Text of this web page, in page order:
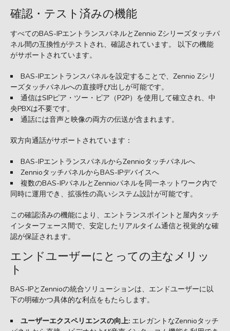
確認・テスト済みの機能
すべてのBAS-IPエントランスパネルとZennio Zシリーズタッチパ
ネル間の互換性がテストされ、確認されています。 以下の機能
がサポートされています。
BAS-IPエントランスパネルを設定することで、Zennio Zシリ
ーズタッチパネルへの直接呼び出しが可能です。
通信はSIPピア・ツー・ピア（P2P）を使用して確立され、中
央PBXは不要です。
通話には音声と映像の両方の伝送が含まれます。
双方向通話がサポートされています：
BAS-IPエントランスパネルからZennioタッチパネルへ
ZennioタッチパネルからBAS-IPデバイスへ
複数のBAS-IPパネルとZennioパネルを同一ネットワーク内で
同時に運用でき、拡張性の高いシステム設計が可能です。
この確認済みの機能により、エントランスポイントと屋内タッチ
インターフェース間で、安定したリアルタイム通信と視覚的な確
認が保証されます。
エンドユーザーにとっての主なメリッ
ト
BAS-IPとZennioの統合ソリューションは、エンドユーザーに以
下の明確かつ具体的な利点をもたらします。
ユーザーエクスペリエンスの向上: エレガントなZennioタッチ